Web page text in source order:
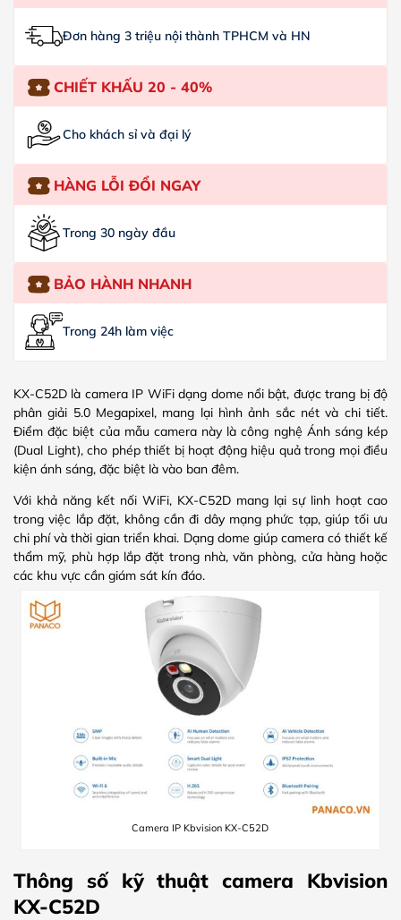
Đơn hàng 3 triệu nội thành TPHCM và HN
CHIẾT KHẤU 20 - 40%
Cho khách sỉ và đại lý
HÀNG LỖI ĐỔI NGAY
Trong 30 ngày đầu
BẢO HÀNH NHANH
Trong 24h làm việc
KX-C52D là camera IP WiFi dạng dome nổi bật, được trang bị độ
phân giải 5.0 Megapixel, mang lại hình ảnh sắc nét và chi tiết.
Điểm đặc biệt của mẫu camera này là công nghệ Ánh sáng kép
(Dual Light), cho phép thiết bị hoạt động hiệu quả trong mọi điều
kiện ánh sáng, đặc biệt là vào ban đêm.
Với khả năng kết nối WiFi, KX-C52D mang lại sự linh hoạt cao
trong việc lắp đặt, không cần đi dây mạng phức tạp, giúp tối ưu
chi phí và thời gian triển khai. Dạng dome giúp camera có thiết kế
thẩm mỹ, phù hợp lắp đặt trong nhà, văn phòng, cửa hàng hoặc
các khu vực cần giám sát kín đáo.
Camera IP Kbvision KX-C52D
Thông số kỹ thuật camera Kbvision
KX-C52D